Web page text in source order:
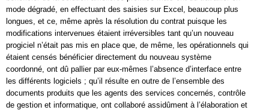
mode dégradé, en effectuant des saisies sur Excel, beaucoup plus
longues, et ce, même après la résolution du contrat puisque les
modifications intervenues étaient irréversibles tant qu’un nouveau
progiciel n’était pas mis en place que, de même, les opérationnels qui
étaient censés bénéficier directement du nouveau système
coordonné, ont dû pallier par eux-mêmes l’absence d’interface entre
les différents logiciels ; qu’il résulte en outre de l’ensemble des
documents produits que les agents des services concernés, contrôle
de gestion et informatique, ont collaboré assidûment à l’élaboration et